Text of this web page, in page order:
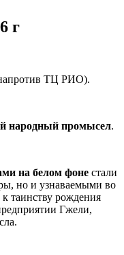
г
ТЦ РИО).
народный промысел.
на белом фоне стали
но и узнаваемыми во
таинству рождения
Гжели,